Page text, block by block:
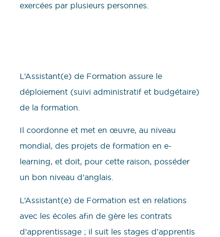
exercées par plusieurs personnes.
L’Assistant(e) de Formation assure le
déploiement (suivi administratif et budgétaire)
de la formation.
Il coordonne et met en œuvre, au niveau
mondial, des projets de formation en e-
learning, et doit, pour cette raison, posséder
un bon niveau d’anglais.
L’Assistant(e) de Formation est en relations
avec les écoles afin de gère les contrats
d’apprentissage ; il suit les stages d’apprentis